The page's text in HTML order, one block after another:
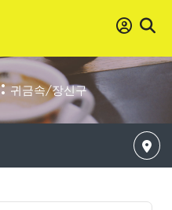
귀금속/장신구